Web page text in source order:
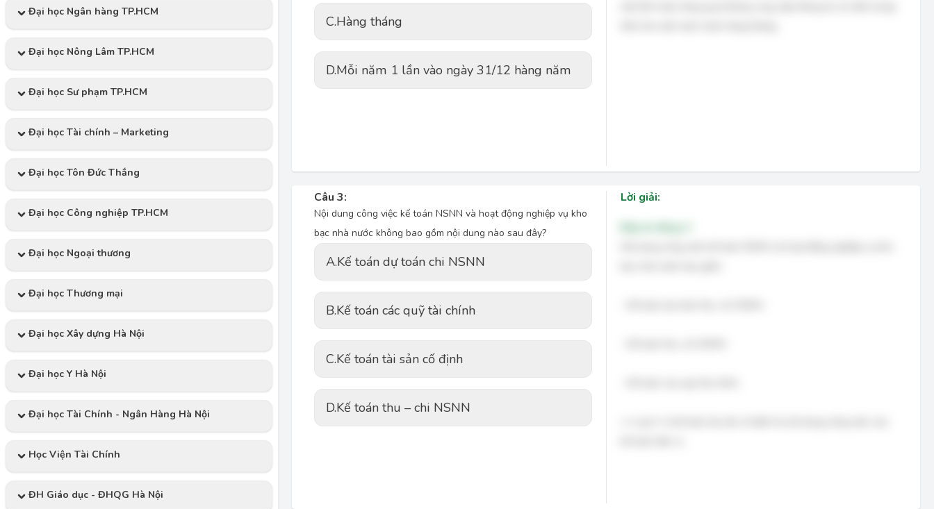
Đại học Ngân hàng TP.HCM
Đại học Nông Lâm TP.HCM
Đại học Sư phạm TP.HCM
Đại học Tài chính – Marketing
Đại học Tôn Đức Thắng
Đại học Công nghiệp TP.HCM
Đại học Ngoại thương
Đại học Thương mại
Đại học Xây dựng Hà Nội
Đại học Y Hà Nội
Đại học Tài Chính - Ngân Hàng Hà Nội
Học Viện Tài Chính
ĐH Giáo dục - ĐHQG Hà Nội
C.Hàng tháng
D.Mỗi năm 1 lần vào ngày 31/12 hàng năm
Câu 3:
Nội dung công việc kế toán NSNN và hoạt động nghiệp vụ kho
bạc nhà nước không bao gồm nội dung nào sau đây?
A.Kế toán dự toán chi NSNN
B.Kế toán các quỹ tài chính
C.Kế toán tài sản cố định
D.Kế toán thu – chi NSNN
Lời giải: